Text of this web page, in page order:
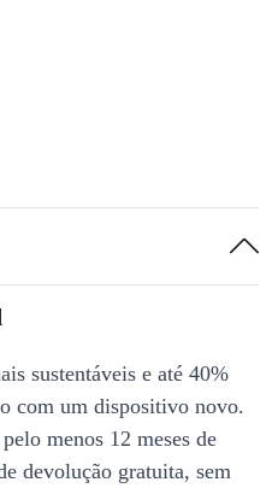
sustentáveis e até 40%
com um dispositivo novo.
menos 12 meses de
devolução gratuita, sem